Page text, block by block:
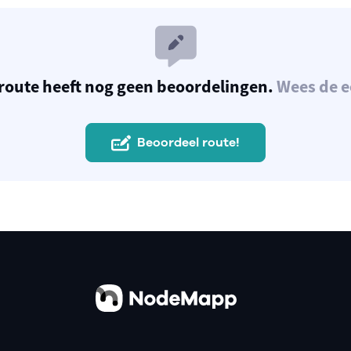
heeft nog geen beoordelingen.Wees de
Beoordeel route!